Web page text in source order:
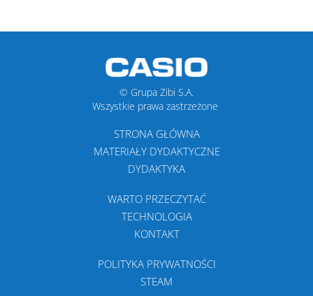
© Grupa Zibi S.A.
Wszystkie prawa zastrzeżone
STRONA GŁÓWNA
MATERIAŁY DYDAKTYCZNE
DYDAKTYKA
WARTO PRZECZYTAĆ
TECHNOLOGIA
KONTAKT
POLITYKA PRYWATNOŚCI
STEAM